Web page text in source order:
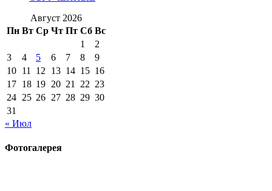
Август 2026
Пн Вт Ср Чт Пт Сб Вс
1
2
3
4 5 6 7 8
9
10 11 12 13 14 15 16
17 18 19 20 21 22 23
24 25 26 27 28 29 30
31
« Июл
Фотогалерея